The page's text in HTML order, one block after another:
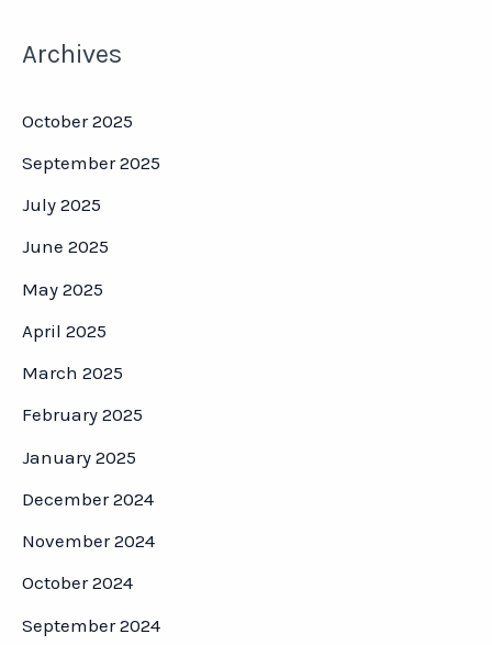
Archives
October 2025
September 2025
July 2025
June 2025
May 2025
April 2025
March 2025
February 2025
January 2025
December 2024
November 2024
October 2024
September 2024